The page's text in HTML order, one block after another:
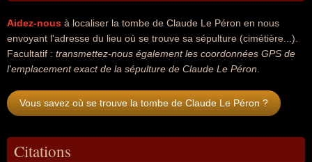
Aidez-nous à localiser la tombe de Claude Le Péron en nous
envoyant l'adresse du lieu où se trouve sa sépulture (cimétière...).
Facultatif : transmettez-nous également les coordonnées GPS de
l'emplacement exact de la sépulture de Claude Le Péron
Vous savez où se trouve la tombe de Claude Le Péron ?
Citations